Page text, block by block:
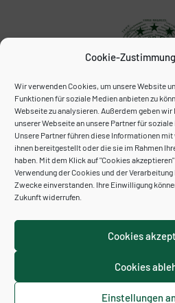
Cookie-
Wir verwenden Cookies, um unsere Website
Funktionen für soziale Medien anbieten zu
Webseite zu analysieren. Außerdem geben
unserer Webseite an unsere Partner für
Unsere Partner führen diese Informationen
ihnen bereitgestellt oder die sie im Rahmen
haben. Mit dem Klick auf "Cookies
Verwendung der Cookies und der
Zwecke einverstanden. Ihre Einwilligung
Zukunft widerrufen.
Cookies
Cookies
Einstellungen
Unser Archiv:
Impressum
Cookie-Richtlinie (EU)